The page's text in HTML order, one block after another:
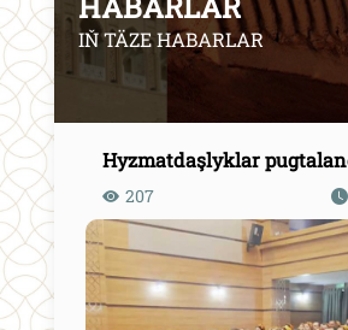
IŇ TÄZE HABARLAR
Hyzmatdaşlyklar
207